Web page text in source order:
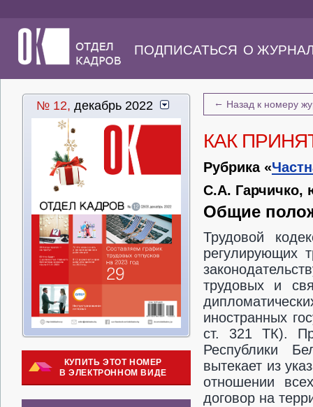
ПОДПИСАТЬСЯ О
№ 12, декабрь 2022
КУПИТЬ ЭТОТ НОМЕР
В ЭЛЕКТРОННОМ ВИДЕ
← Назад к номеру
КАК
Рубрика «
С.А. Гарчичко,
Общие
Трудовой
регулирующих
трудовых и
иностранных
ст. 321 ТК).
Республики
вытекает из
отношении
договор на